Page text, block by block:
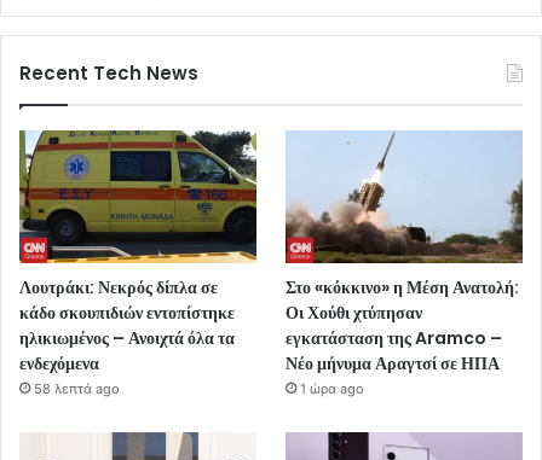
Recent Tech News
Λουτράκι: Νεκρός δίπλα σε
κάδο σκουπιδιών εντοπίστηκε
ηλικιωμένος – Ανοιχτά όλα τα
ενδεχόμενα
58 λεπτά ago
Στο «κόκκινο» η Μέση Ανατολή:
Οι Χούθι χτύπησαν
εγκατάσταση της Aramco –
Νέο μήνυμα Αραγτσί σε ΗΠΑ
1 ώρα ago